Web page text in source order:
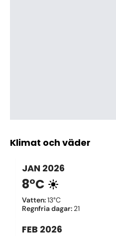
Klimat och väder
JAN 2026
8°C
Vatten:13°C
Regnfria dagar: 21
FEB 2026